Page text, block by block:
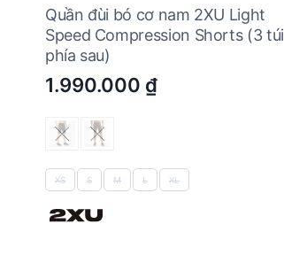
Quần đùi bó cơ nam 2XU Light
Speed Compression Shorts (3 túi
phía sau)
1.990.000 ₫
XS S M L XL